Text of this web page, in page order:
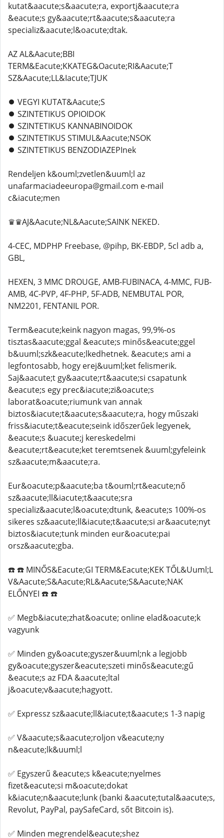
kutat&aacute;s&aacute;ra, exportj&aacute;ra
&eacute;s gy&aacute;rt&aacute;s&aacute;ra
specializ&aacute;l&oacute;dtak.
AZ AL&Aacute;BBI
TERM&Eacute;KKATEG&Oacute;RI&Aacute;T
SZ&Aacute;LL&Iacute;TJUK
⏺️ VEGYI KUTAT&Aacute;S
⏺️ SZINTETIKUS OPIOIDOK
⏺️ SZINTETIKUS KANNABINOIDOK
⏺️ SZINTETIKUS STIMUL&Aacute;NSOK
⏺️ SZINTETIKUS BENZODIAZEPInek
Rendeljen k&ouml;zvetlen&uuml;l az
unafarmaciadeeuropa@gmail.com e-mail
c&iacute;men
♛♛AJ&Aacute;NL&Aacute;SAINK NEKED.
4-CEC, MDPHP Freebase, @pihp, BK-EBDP, 5cl adb a,
GBL,
HEXEN, 3 MMC DROUGE, AMB-FUBINACA, 4-MMC, FUB-
AMB, 4C-PVP, 4F-PHP, 5F-ADB, NEMBUTAL POR,
NM2201, FENTANIL POR.
Term&eacute;keink nagyon magas, 99,9%-os
tisztas&aacute;ggal &eacute;s minős&eacute;ggel
b&uuml;szk&eacute;lkedhetnek. &eacute;s ami a
legfontosabb, hogy erej&uuml;ket felismerik.
Saj&aacute;t gy&aacute;rt&aacute;si csapatunk
&eacute;s egy prec&iacute;zi&oacute;s
laborat&oacute;riumunk van annak
biztos&iacute;t&aacute;s&aacute;ra, hogy műszaki
friss&iacute;t&eacute;seink időszerűek legyenek,
&eacute;s &uacute;j kereskedelmi
&eacute;rt&eacute;ket teremtsenek &uuml;gyfeleink
sz&aacute;m&aacute;ra.
Eur&oacute;p&aacute;ba t&ouml;rt&eacute;nő
sz&aacute;ll&iacute;t&aacute;sra
specializ&aacute;l&oacute;dtunk, &eacute;s 100%-os
sikeres sz&aacute;ll&iacute;t&aacute;si ar&aacute;nyt
biztos&iacute;tunk minden eur&oacute;pai
orsz&aacute;gba.
☎️ ☎️ MINŐS&Eacute;GI TERM&Eacute;KEK TŐL&Uuml;L
V&Aacute;S&Aacute;RL&Aacute;S&Aacute;NAK
ELŐNYEI ☎️ ☎️
✅ Megb&iacute;zhat&oacute; online elad&oacute;k
vagyunk
✅ Minden gy&oacute;gyszer&uuml;nk a legjobb
gy&oacute;gyszer&eacute;szeti minős&eacute;gű
&eacute;s az FDA &aacute;ltal
j&oacute;v&aacute;hagyott.
✅ Expressz sz&aacute;ll&iacute;t&aacute;s 1-3 napig
✅ V&aacute;s&aacute;roljon v&eacute;ny
n&eacute;lk&uuml;l
✅ Egyszerű &eacute;s k&eacute;nyelmes
fizet&eacute;si m&oacute;dokat
k&iacute;n&aacute;lunk (banki &aacute;tutal&aacute;s,
Revolut, PayPal, paySafeCard, sőt Bitcoin is).
✅ Minden megrendel&eacute;shez